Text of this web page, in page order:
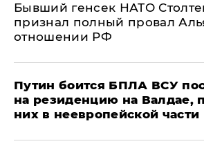
Бывший генсек НАТО
признал полный провал
отношении РФ
Путин боится БПЛА ВСУ
на резиденцию на Валдае,
них в неевропейской